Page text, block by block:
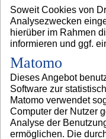
Soweit Cookies von
Analysezwecken
hierüber im Rahmen
informieren und ggf.
Matomo
Dieses Angebot
Software zur
Matomo verwendet
Computer der Nutzer
Analyse der
ermöglichen. Die